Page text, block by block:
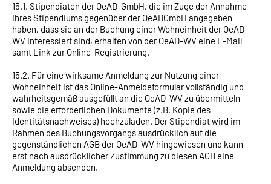
15.1. Stipendiaten der OeAD-GmbH, die im Zuge der Annahme
ihres Stipendiums gegenüber der OeADGmbH angegeben
haben, dass sie an der Buchung einer Wohneinheit der OeAD-
WV interessiert sind, erhalten von der OeAD-WV eine E-Mail
samt Link zur Online-Registrierung.
15.2. Für eine wirksame Anmeldung zur Nutzung einer
Wohneinheit ist das Online-Anmeldeformular vollständig und
wahrheitsgemäß ausgefüllt an die OeAD-WV zu übermitteln
sowie die erforderlichen Dokumente (z.B. Kopie des
Identitätsnachweises) hochzuladen. Der Stipendiat wird im
Rahmen des Buchungsvorgangs ausdrücklich auf die
gegenständlichen AGB der OeAD-WV hingewiesen und kann
erst nach ausdrücklicher Zustimmung zu diesen AGB eine
Anmeldung absenden.